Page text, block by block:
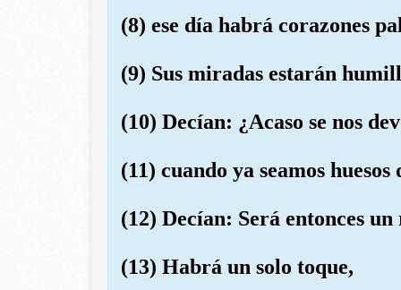
(8) ese día habrá corazones
(9) Sus miradas estarán
(10) Decían: ¿Acaso se nos
(11) cuando ya seamos huesos
(12) Decían: Será entonces
(13) Habrá un solo toque,